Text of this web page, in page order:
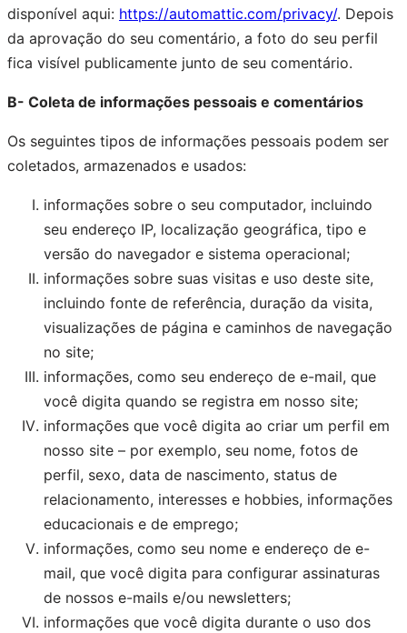
disponível aqui: https://automattic.com/privacy/. Depois
da aprovação do seu comentário, a foto do seu perfil
fica visível publicamente junto de seu comentário.
B- Coleta de informações pessoais e comentários
Os seguintes tipos de informações pessoais podem ser
coletados, armazenados e usados:
informações sobre o seu computador, incluindo
seu endereço IP, localização geográfica, tipo e
versão do navegador e sistema operacional;
informações sobre suas visitas e uso deste site,
incluindo fonte de referência, duração da visita,
visualizações de página e caminhos de navegação
no site;
informações, como seu endereço de e-mail, que
você digita quando se registra em nosso site;
informações que você digita ao criar um perfil em
nosso site – por exemplo, seu nome, fotos de
perfil, sexo, data de nascimento, status de
relacionamento, interesses e hobbies, informações
educacionais e de emprego;
informações, como seu nome e endereço de e-
mail, que você digita para configurar assinaturas
de nossos e-mails e/ou newsletters;
informações que você digita durante o uso dos